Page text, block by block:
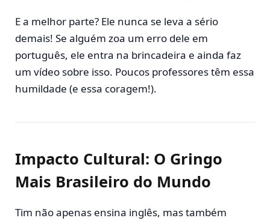
E a melhor parte? Ele nunca se leva a sério
demais! Se alguém zoa um erro dele em
português, ele entra na brincadeira e ainda faz
um vídeo sobre isso. Poucos professores têm essa
humildade (e essa coragem!).
Impacto Cultural: O Gringo
Mais Brasileiro do Mundo
Tim não apenas ensina inglês, mas também